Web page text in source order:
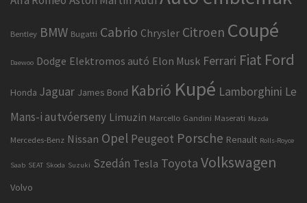
Bentley BMW Bugatti Cabrio Chrysler Citroen Coupé
Daewoo Dodge Elektromos autó Elon Musk Ferrari Fiat Ford
Honda Jaguar James Bond Kabrió Kupé Lamborghini Le
Mans-i autvóerseny Limuzin Marcello Gandini Maserati Mazda
Mercedes-Benz Nissan Opel Peugeot Porsche Renault Rolls-Royce
Saab SEAT Skoda Suzuki Szedán Tesla Toyota Volkswagen
Volvo